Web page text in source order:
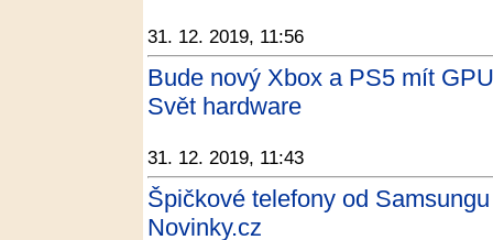
31. 12. 2019, 11:56
Bude nový Xbox a PS5 mít
Svět hardware
31. 12. 2019, 11:43
Špičkové telefony od
Novinky.cz